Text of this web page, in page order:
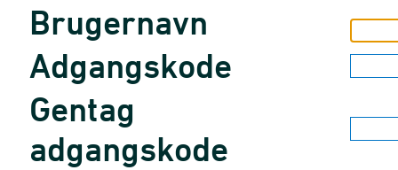
Brugernavn
Adgangskode
Gentag
adgangskode